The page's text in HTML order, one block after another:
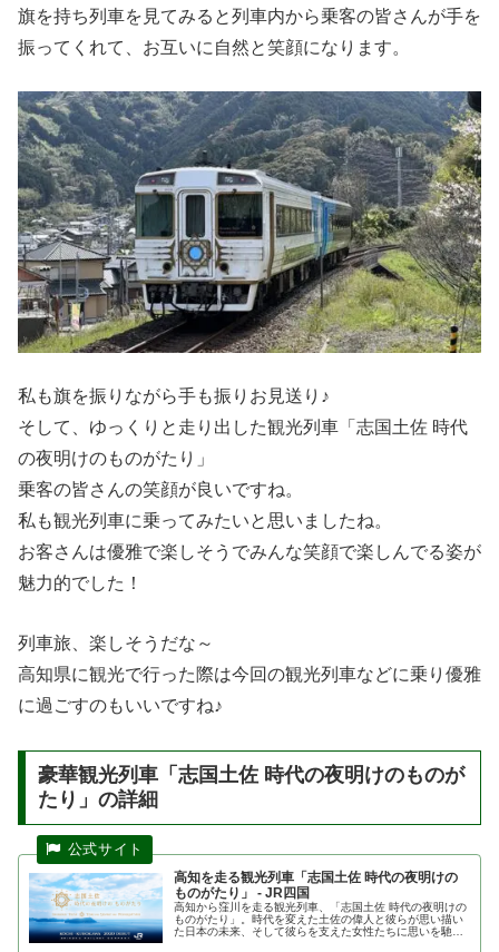
旗を持ち列車を見てみると列車内から乗客の皆さんが手を
振ってくれて、お互いに自然と笑顔になります。
私も旗を振りながら手も振りお見送り♪
そして、ゆっくりと走り出した観光列車「志国土佐 時代
の夜明けのものがたり」
乗客の皆さんの笑顔が良いですね。
私も観光列車に乗ってみたいと思いましたね。
お客さんは優雅で楽しそうでみんな笑顔で楽しんでる姿が
魅力的でした！
列車旅、楽しそうだな～
高知県に観光で行った際は今回の観光列車などに乗り優雅
に過ごすのもいいですね♪
豪華観光列車「志国土佐 時代の夜明けのものが
たり」の詳細
高知を走る観光列車「志国土佐 時代の夜明けの
ものがたり」 - JR四国
高知から窪川を走る観光列車、「志国土佐 時代の夜明けの
ものがたり」。時代を変えた土佐の偉人と彼らが思い描い
た日本の未来、そして彼らを支えた女性たちに思いを馳せ